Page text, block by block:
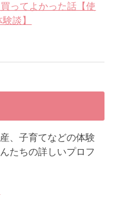
ってよかった話【使
談】
、子育てなどの体験
たちの詳しいプロフ